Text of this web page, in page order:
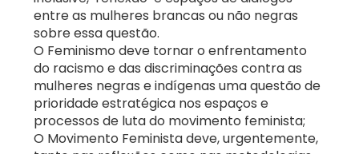
entre as mulheres brancas ou não negras
sobre essa questão.
O Feminismo deve tornar o enfrentamento
do racismo e das discriminações contra as
mulheres negras e indígenas uma questão de
prioridade estratégica nos espaços e
processos de luta do movimento feminista;
O Movimento Feminista deve, urgentemente,